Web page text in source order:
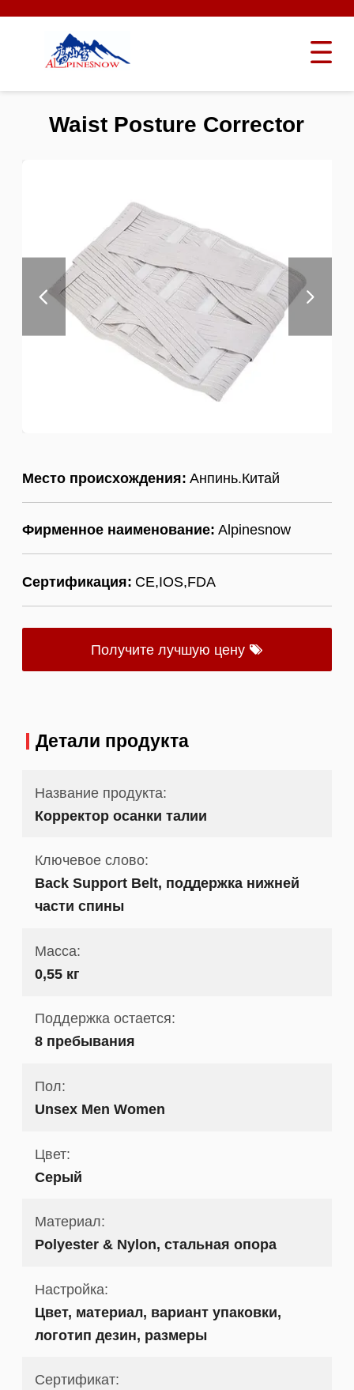
Место происхождения: Анпинь.Китай
Фирменное наименование: Alpinesnow
Сертификация: CE,IOS,FDA
Получите лучшую цену
Waist Posture Corrector
Детали продукта
Название продукта:
Корректор осанки талии
Ключевое слово:
Back Support Belt, поддержка нижней
части спины
Масса:
0,55 кг
Поддержка остается:
8 пребывания
Пол:
Unsex Men Women
Цвет:
Серый
Материал:
Polyester & Nylon, стальная опора
Настройка:
Цвет, материал, вариант упаковки,
логотип дезин, размеры
Сертификат: